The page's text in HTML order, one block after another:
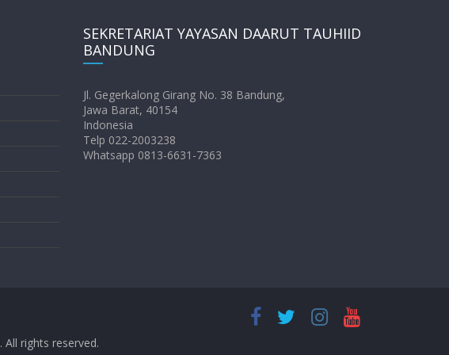
SEKRETARIAT YAYASAN DAARUT TAUHIID
BANDUNG
Jl. Gegerkalong Girang No. 38 Bandung,
Jawa Barat, 40154
Indonesia
Telp 022-2003238
Whatsapp 0813-6631-7363
. All rights reserved.